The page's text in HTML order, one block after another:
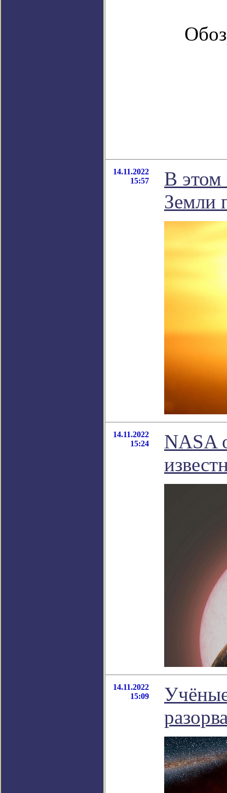
14.11.2022
15:57
В этом
Земли
14.11.2022
15:24
NASA
14.11.2022
15:09